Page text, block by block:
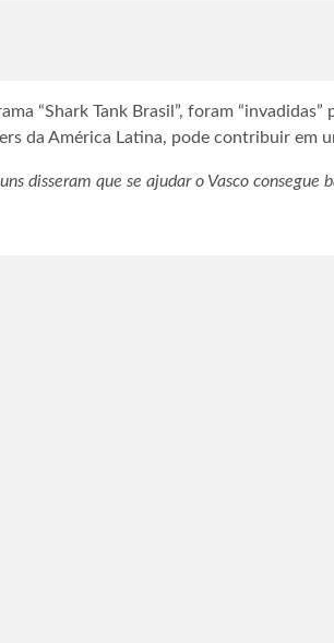
“Shark Tank Brasil”, foram “invadidas”
da América Latina, pode contribuir em
disseram que se ajudar o Vasco consegue